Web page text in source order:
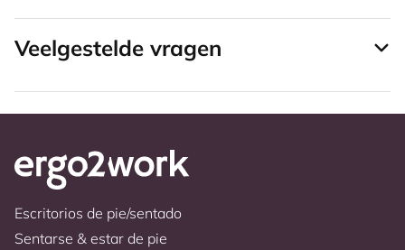
Veelgestelde vragen
Escritorios de pie/sentado
Sentarse & estar de pie